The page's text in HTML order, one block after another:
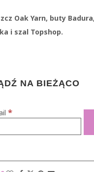
Oak Yarn, buty Badura,
i szal Topshop.
NA BIEŻĄCO
*